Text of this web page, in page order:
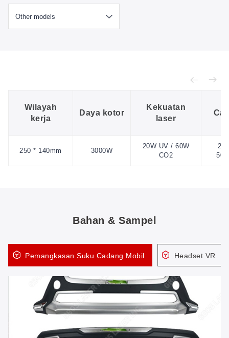
Wilayah
kerja
Daya kotor
Kekuatan
laser
250 * 140mm 3000W
20W UV / 60W
CO2
Bahan & Sampel
Pemangkasan Suku Cadang Mobil Headset VR